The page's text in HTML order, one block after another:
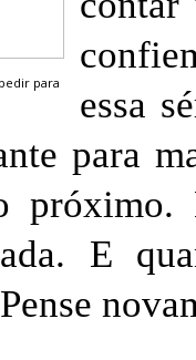
para
essa
para
E